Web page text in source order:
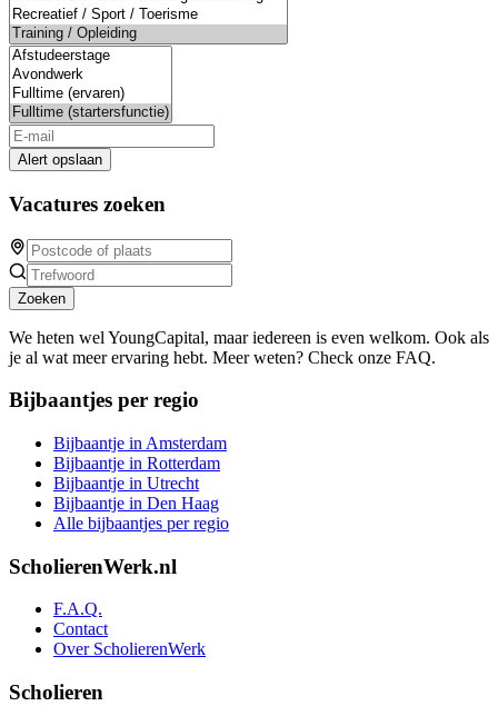
Alert opslaan
Vacatures zoeken
Zoeken
We heten wel YoungCapital, maar iedereen is even welkom. Ook als
je al wat meer ervaring hebt. Meer weten? Check onze FAQ.
Bijbaantjes per regio
Bijbaantje in Amsterdam
Bijbaantje in Rotterdam
Bijbaantje in Utrecht
Bijbaantje in Den Haag
Alle bijbaantjes per regio
ScholierenWerk.nl
F.A.Q.
Contact
Over ScholierenWerk
Scholieren